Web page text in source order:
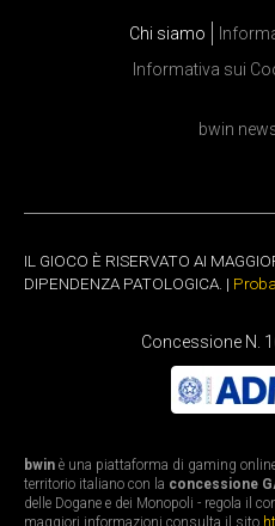
Chi siamo
Informativa sui
bwin
IL GIOCO È RISERVATO AI
DIPENDENZA PATOLOGICA. |
Concessione N.
bwin è una piattaforma di gaming
territorio italiano con la concessione
delle Dogane e dei Monopoli - regola il